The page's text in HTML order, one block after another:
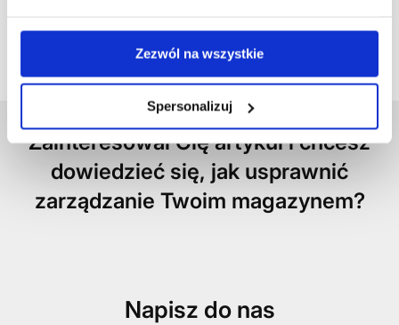
Zezwól na wszystkie
Spersonalizuj
przeprowadzonych projektach.
Zainteresował Cię artykuł i chcesz
dowiedzieć się, jak usprawnić
zarządzanie Twoim magazynem?
Napisz do nas